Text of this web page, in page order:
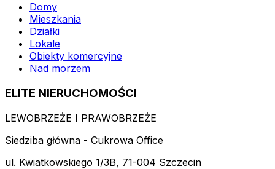
Domy
Mieszkania
Działki
Lokale
Obiekty komercyjne
Nad morzem
ELITE NIERUCHOMOŚCI
LEWOBRZEŻE I PRAWOBRZEŻE
Siedziba główna - Cukrowa Office
ul. Kwiatkowskiego 1/3B, 71-004 Szczecin